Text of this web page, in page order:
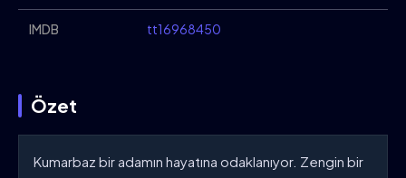
IMDB tt16968450
Özet
Kumarbaz bir adamın hayatına odaklanıyor. Zengin bir